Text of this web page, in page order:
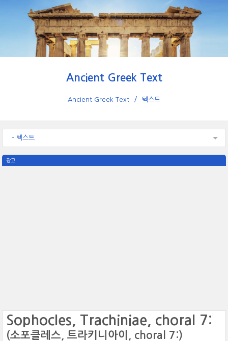
Ancient Greek Text
Ancient Greek Text 텍스트
- 텍스트
광고
Sophocles, Trachiniae, choral 7:
(소포클레스, 트라키니아이, choral 7:)